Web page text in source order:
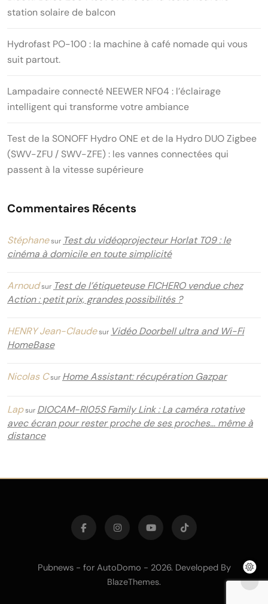
station solaire de balcon
Hydrofast PO-100 : la machine à café nomade qui vous
suit partout.
Lampadaire connecté NEEWER NF04 : l’éclairage
intelligent qui transforme votre ambiance
Test de la SONOFF Hydro ONE et de la Hydro DUO Zigbee
(SWV-ZFU / SWV-ZFE) : les vannes connectées qui
passent à la vitesse supérieure
Commentaires Récents
Stéphanesur Test du vidéoprojecteur Horlat T09 : le
cinéma à domicile en toute simplicité
Arnoudsur Test de l’étiqueteuse FICHERO vendue chez
Action : petit prix, grandes possibilités ?
HENRY Jean-Claudesur Vidéo Doorbell ultra and Wi-Fi
HomeBase
Nicolas Csur Home Assistant: récupération Gazpar
Lapsur DIOCAM-RI05S Family Link : La caméra rotative
avec écran pour rester proche de ses proches… même à
distance
Pubnews - for AutoDomo - 2026. Developed By
BlazeThemes.